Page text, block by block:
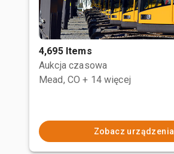
4,695 Items
Aukcja czasowa
Mead, CO + 14 więcej
Zobacz urządzenia